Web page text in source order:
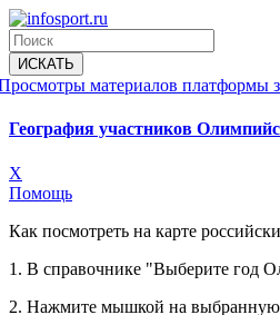
материалов платформы
География участников
X
Помощь
Как посмотреть на карте
1. В справочнике "Выберите год
2. Нажмите мышкой на выбранную